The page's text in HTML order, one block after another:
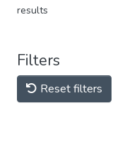
results
Filters
Reset filters